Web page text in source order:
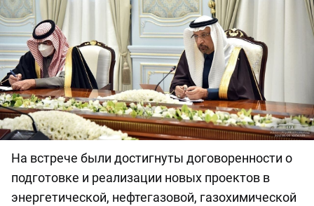
На встрече были достигнуты договоренности о
подготовке и реализации новых проектов в
энергетической, нефтегазовой, газохимической